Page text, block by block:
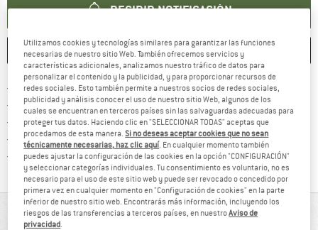
RECIBIR NOTIFICACIÓN
GUARDAR COMPARAR
Porte pagado a partir de 69 € (ES)¡encuentre más
Derecho de devolución de 100 díasvaya a la política de
> 4 000 000 clientes satisfechos
Todos los artículos se encuentran en almacén
Protección del comprador de Trusted Shops¡toda la
DE UN VISTAZO
Utilizamos cookies y tecnologías similares para garantizar las funciones
necesarias de nuestro sitio Web. También ofrecemos servicios y
características adicionales, analizamos nuestro tráfico de datos para
personalizar el contenido y la publicidad, y para proporcionar recursos de
redes sociales. Esto también permite a nuestros socios de redes sociales,
publicidad y análisis conocer el uso de nuestro sitio Web, algunos de los
cuales se encuentran en terceros países sin las salvaguardas adecuadas para
proteger tus datos. Haciendo clic en "SELECCIONAR TODAS" aceptas que
procedamos de esta manera.Si no deseas aceptar cookies que no sean
técnicamente necesarias, haz clic aquí. En cualquier momento también
puedes ajustar la configuración de las cookies en la opción "CONFIGURACIÓN"
y seleccionar categorías individuales. Tu consentimiento es voluntario, no es
necesario para el uso de este sitio web y puede ser revocado o concedido por
primera vez en cualquier momento en "Configuración de cookies" en la parte
inferior de nuestro sitio web. Encontrarás más información, incluyendo los
riesgos de las transferencias a terceros países, en nuestroAviso de
privacidad